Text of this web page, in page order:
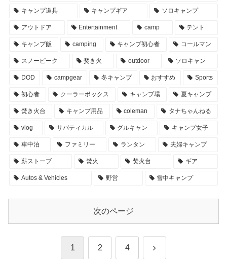
キャンプ道具 キャンプギア ソロキャンプ
アウトドア Entertainment camp テント
キャンプ飯 camping キャンプ初心者 コールマン
スノーピーク 焚き火 outdoor ソロキャン
DOD campgear 冬キャンプ おすすめ Sports
初心者 クーラーボックス キャンプ場 夏キャンプ
焚き火台 キャンプ用品 coleman タナちゃんねる
vlog サバティカル グルキャン キャンプ女子
車中泊 ファミリー ランタン 夫婦キャンプ
薪ストーブ 焚火 焚火台 ギア
Autos & Vehicles 野営 雪中キャンプ
次のページ
1 2 4 次